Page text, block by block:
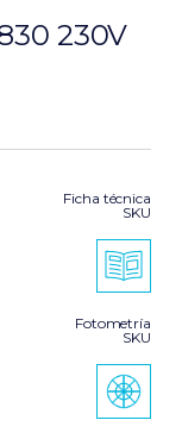
230V
Ficha técnica
SKU
Fotometría
SKU